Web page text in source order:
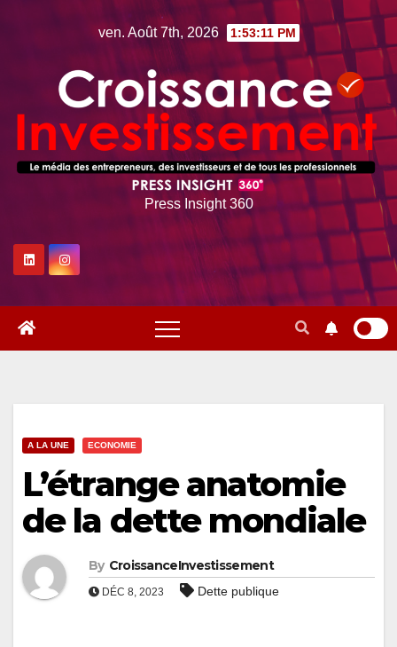
ven. Août 7th, 2026 1:53:12 PM
Press Insight 360
A LA UNE ECONOMIE
L’étrange anatomie
de la dette mondiale
By CroissanceInvestissement
DÉC 8, 2023 Dette publique